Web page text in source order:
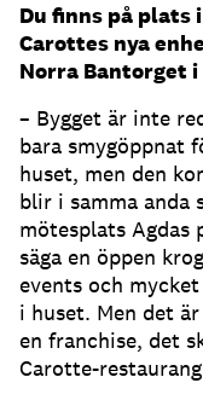
Du finns på plats
Carottes nya
Norra Bantorget
– Bygget är inte
bara smygöppnat
huset, men den
blir i samma anda
mötesplats
säga en öppen
events och
i huset. Men det
en franchise, det
Carotte-